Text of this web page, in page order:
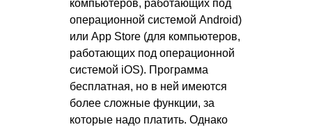
компьютеров, работающих под
операционной системой Android)
или App Store (для компьютеров,
работающих под операционной
системой iOS). Программа
бесплатная, но в ней имеются
более сложные функции, за
которые надо платить. Однако